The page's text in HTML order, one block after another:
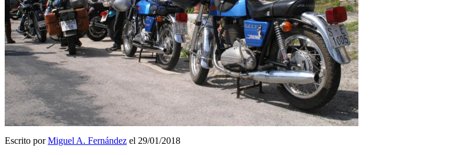
Escrito porMiguel A. Fernández el 29/01/2018